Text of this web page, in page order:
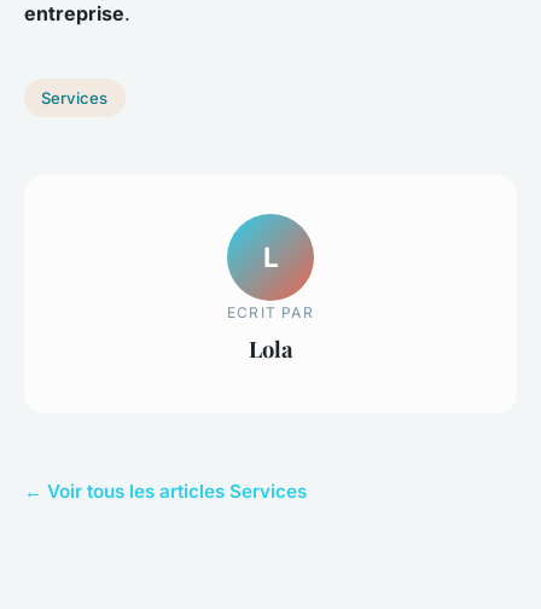
entreprise.
Services
L
ECRIT PAR
Lola
← Voir tous les articles Services